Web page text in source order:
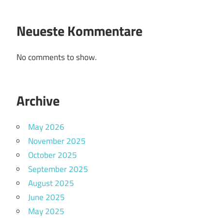
Neueste Kommentare
No comments to show.
Archive
May 2026
November 2025
October 2025
September 2025
August 2025
June 2025
May 2025